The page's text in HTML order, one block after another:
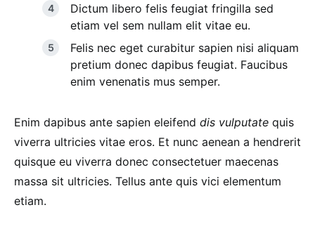
Dictum libero felis feugiat fringilla sed
etiam vel sem nullam elit vitae eu.
Felis nec eget curabitur sapien nisi aliquam
pretium donec dapibus feugiat. Faucibus
enim venenatis mus semper.
Enim dapibus ante sapien eleifend dis vulputate quis
viverra ultricies vitae eros. Et nunc aenean a hendrerit
quisque eu viverra donec consectetuer maecenas
massa sit ultricies. Tellus ante quis vici elementum
etiam.